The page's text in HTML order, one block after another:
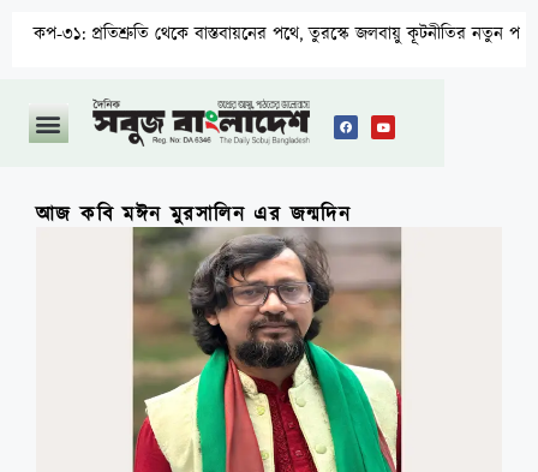
থেকে বাস্তবায়নের পথে, তুরস্কে জলবায়ু কূটনীতির নতুন পরীক্ষা
আজ কবি মঈন মুরসালিন এর জন্মদিন